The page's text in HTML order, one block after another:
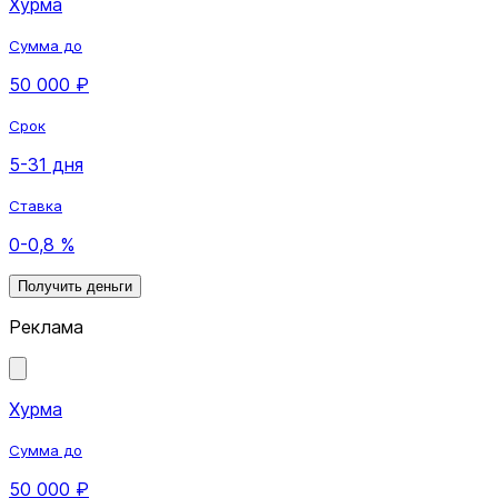
Сумма до
50 000 ₽
Срок
5-31 дня
Ставка
0-0,8 %
Получить деньги
Реклама
Хурма
Сумма до
50 000 ₽